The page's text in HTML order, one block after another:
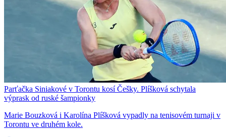
Parťačka Siniakové v Torontu kosí Češky. Plíšková schytala
výprask od ruské šampionky
Marie Bouzková i Karolína Plíšková vypadly na tenisovém turnaji v
Torontu ve druhém kole.